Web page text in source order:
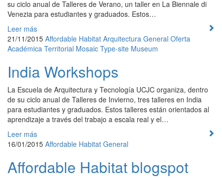
su ciclo anual de Talleres de Verano, un taller en La Biennale di
Venezia para estudiantes y graduados. Estos…
Leer más
21/11/2015 Affordable Habitat Arquitectura General Oferta
Académica Territorial Mosaic Type-site Museum
India Workshops
La Escuela de Arquitectura y Tecnología UCJC organiza, dentro
de su ciclo anual de Talleres de Invierno, tres talleres en India
para estudiantes y graduados. Estos talleres están orientados al
aprendizaje a través del trabajo a escala real y el…
Leer más
16/01/2015 Affordable Habitat General
Affordable Habitat blogspot